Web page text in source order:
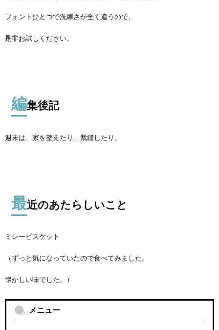
フォントひとつで洗練さが全く違うので、
是非お試しください。
編集後記
週末は、家を整えたり、裁縫したり。
最近のあたらしいこと
ミレービスケット
（ずっと気になっていたので食べてみました。
懐かしい味でした。）
メニュー